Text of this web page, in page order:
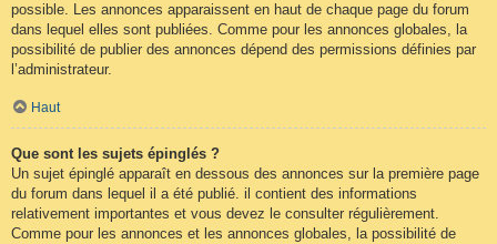
possible. Les annonces apparaissent en haut de chaque page du forum
dans lequel elles sont publiées. Comme pour les annonces globales, la
possibilité de publier des annonces dépend des permissions définies par
l’administrateur.
Haut
Que sont les sujets épinglés ?
Un sujet épinglé apparaît en dessous des annonces sur la première page
du forum dans lequel il a été publié. il contient des informations
relativement importantes et vous devez le consulter régulièrement.
Comme pour les annonces et les annonces globales, la possibilité de